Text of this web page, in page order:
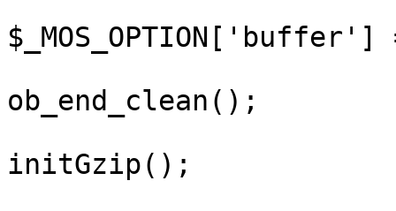
ob_end_clean();
initGzip();